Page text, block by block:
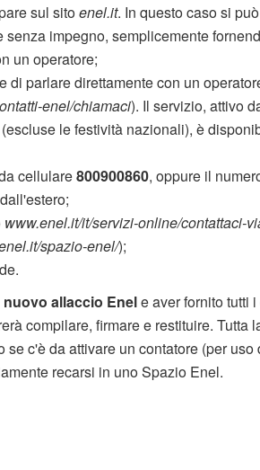
sul sitoenel.it. In questo caso si
senza impegno, semplicemente
un operatore;
di parlare direttamente con un
enel/chiamaci). Il servizio, attivo
le festività nazionali), è
cellulare800900860, oppure il
www.enel.it/it/servizi-online/contattaci-
spazio-enel/);
nuovo allaccio Enele aver fornito tutti
compilare, firmare e restituire. Tutta
c'è da attivare un contatore (per uso
recarsi in uno Spazio Enel.